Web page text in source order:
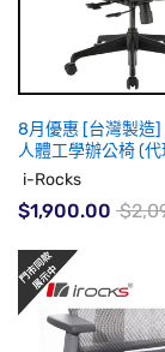
8月優惠 [台灣製造]
人體工學辦公椅 (
i-Rocks
$1,900.00